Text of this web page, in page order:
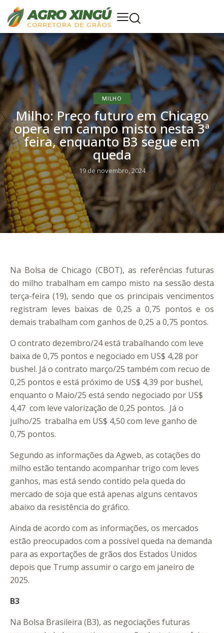
MILHO
Milho: Preço futuro em Chicago
opera em campo misto nesta 3ª
feira, enquanto B3 segue em
queda
19 de novembro, 2024
Na Bolsa de Chicago (CBOT), as referências futuras
do milho trabalham em campo misto na sessão desta
terça-feira (19), sendo que os principais vencimentos
registram leves baixas de 0,25 a 0,75 pontos e os
demais trabalham com ganhos de 0,25 a 0,75 pontos.
O contrato dezembro/24 está trabalhando com leve
baixa de 0,75 pontos e negociado em US$ 4,28 por
bushel. Já o contrato março/25 também com recuo de
0,25 pontos e está próximo de US$ 4,39 por bushel,
enquanto o Maio/25 está sendo negociado por US$
4,47 com leve valorização de 0,25 pontos. Já o
julho/25 trabalha em US$ 4,50 com leve ganho de
0,75 pontos.
Segundo as informações da Agweb, as cotações do
milho estão tentando acompanhar trigo com leves
ganhos, mas está sendo contido pela queda do
mercado de soja que está apenas alguns centavos
abaixo da resistência do gráfico.
Ainda de acordo com as informações, os mercados
estão preocupados com a possível queda na demanda
para as exportações de grãos dos Estados Unidos
depois que Trump assumir o cargo em janeiro de
2025.
B3
Na Bolsa Brasileira (B3), as negociações futuras